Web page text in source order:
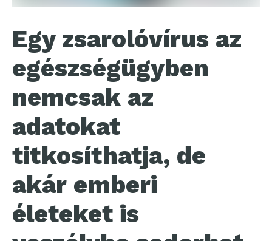
Egy zsarolóvírus az
egészségügyben
nemcsak az
adatokat
titkosíthatja, de
akár emberi
életeket is